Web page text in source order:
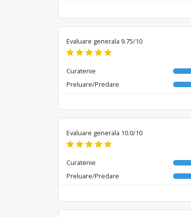
Evaluare generala 9.75/10
Curatenie
Preluare/Predare
Evaluare generala 10.0/10
Curatenie
Preluare/Predare